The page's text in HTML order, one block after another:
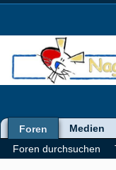
Foren
Foren durchsuchen
Medien